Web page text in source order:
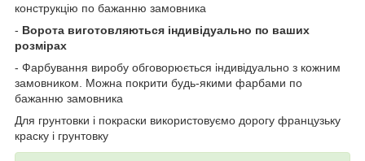
конструкцію по бажанню замовника
- Ворота виготовляються індивідуально по ваших
розмірах
- Фарбування виробу обговорюється індивідуально з кожним
замовником. Можна покрити будь-якими фарбами по
бажанню замовника
Для грунтовки і покраски використовуємо дорогу французьку
краску і грунтовку